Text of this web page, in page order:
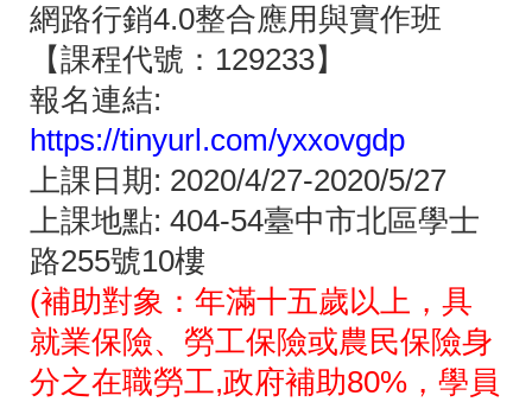
網路行銷4.0整合應用與實作班
【課程代號：129233】
報名連結:
https://tinyurl.com/yxxovgdp
上課日期: 2020/4/27-2020/5/27
上課地點: 404-54臺中市北區學士
路255號10樓
(補助對象：年滿十五歲以上，具
就業保險、勞工保險或農民保險身
分之在職勞工,政府補助80%，學員